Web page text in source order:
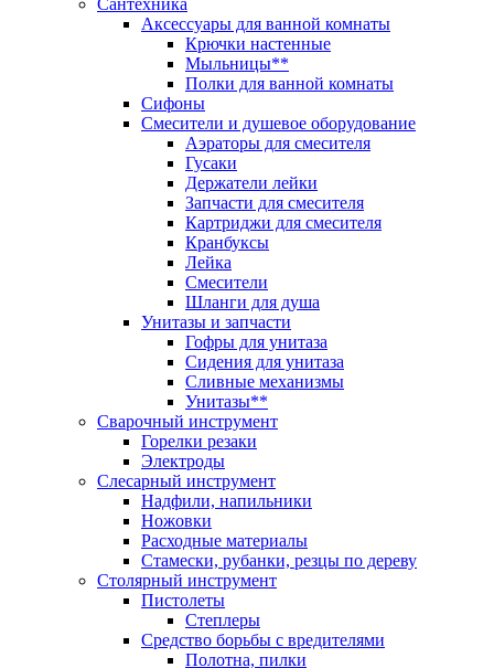
Сантехника
Аксессуары для ванной комнаты
Крючки настенные
Мыльницы**
Полки для ванной комнаты
Сифоны
Смесители и душевое оборудование
Аэраторы для смесителя
Гусаки
Держатели лейки
Запчасти для смесителя
Картриджи для смесителя
Кранбуксы
Лейка
Смесители
Шланги для душа
Унитазы и запчасти
Гофры для унитаза
Сидения для унитаза
Сливные механизмы
Унитазы**
Сварочный инструмент
Горелки резаки
Электроды
Слесарный инструмент
Надфили, напильники
Ножовки
Расходные материалы
Стамески, рубанки, резцы по дереву
Столярный инструмент
Пистолеты
Степлеры
Средство борьбы с вредителями
Полотна, пилки